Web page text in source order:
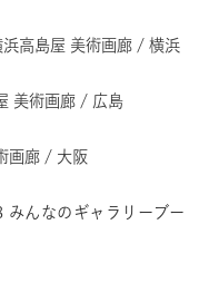
高島屋 美術画廊 / 横浜
美術画廊 / 広島
画廊 / 大阪
んなのギャラリーブー